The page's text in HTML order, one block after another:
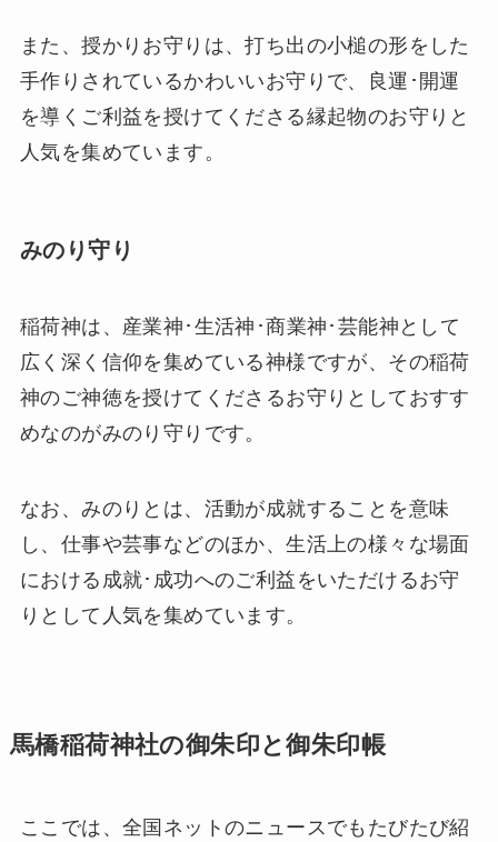
また、授かりお守りは、打ち出の小槌の形をした
手作りされているかわいいお守りで、良運･開運
を導くご利益を授けてくださる縁起物のお守りと
人気を集めています。
みのり守り
稲荷神は、産業神･生活神･商業神･芸能神として
広く深く信仰を集めている神様ですが、その稲荷
神のご神徳を授けてくださるお守りとしておすす
めなのがみのり守りです。
なお、みのりとは、活動が成就することを意味
し、仕事や芸事などのほか、生活上の様々な場面
における成就･成功へのご利益をいただけるお守
りとして人気を集めています。
馬橋稲荷神社の御朱印と御朱印帳
ここでは、全国ネットのニュースでもたびたび紹